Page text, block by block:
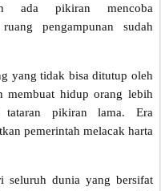
ada pikiran mencoba
pengampunan sudah
yang tidak bisa ditutup oleh
membuat hidup orang lebih
tataran pikiran lama. Era
pemerintah melacak harta
seluruh dunia yang bersifat